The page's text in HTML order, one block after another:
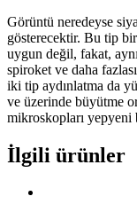
Görüntü neredeyse
gösterecektir. Bu tip bir
uygun değil, fakat,
spiroket ve daha
iki tip aydınlatma da
ve üzerinde büyütme
mikroskopları yepyeni
İlgili ürünler